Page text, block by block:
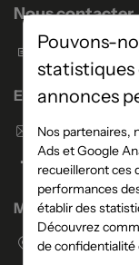
Nous contacter
Formulaire
Enseigne Atlas
Envoyer un
Magasins
Voir la liste
Pouvons-
statistiques
annonces
Nos partenaires,
Ads et Google
recueilleront ces
performances
établir des
Découvrez
de confidentialité